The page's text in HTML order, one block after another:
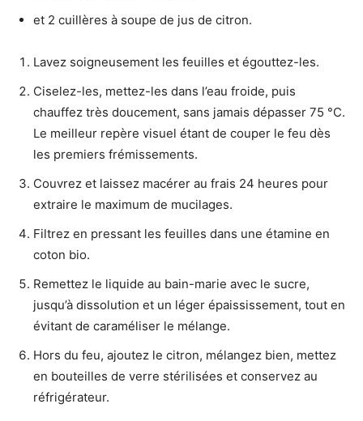
et 2 cuillères à soupe de jus de citron.
Lavez soigneusement les feuilles et égouttez-les.
Ciselez-les, mettez-les dans l’eau froide, puis
chauffez très doucement, sans jamais dépasser 75 °C.
Le meilleur repère visuel étant de couper le feu dès
les premiers frémissements.
Couvrez et laissez macérer au frais 24 heures pour
extraire le maximum de mucilages.
Filtrez en pressant les feuilles dans une étamine en
coton bio.
Remettez le liquide au bain-marie avec le sucre,
jusqu’à dissolution et un léger épaississement, tout en
évitant de caraméliser le mélange.
Hors du feu, ajoutez le citron, mélangez bien, mettez
en bouteilles de verre stérilisées et conservez au
réfrigérateur.